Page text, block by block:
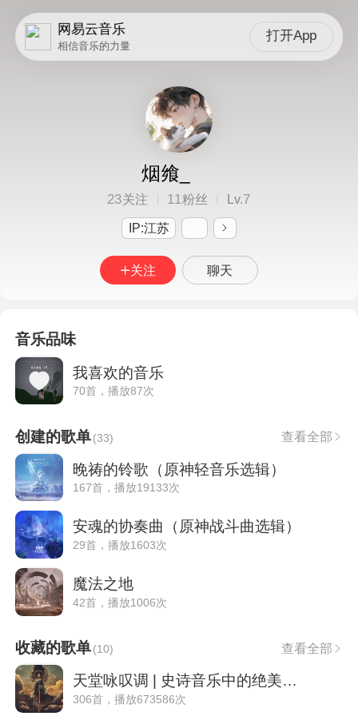
网易云音乐
相信音乐的力量
打开App
烟飨_
23关注 11粉丝 Lv.7
IP:江苏
关注 聊天
音乐品味
我喜欢的音乐
70首，播放87次
创建的歌单(33) 查看全部
晚祷的铃歌（原神轻音乐选辑）
167首，播放19133次
安魂的协奏曲（原神战斗曲选辑）
29首，播放1603次
魔法之地
42首，播放1006次
收藏的歌单(10) 查看全部
天堂咏叹调 | 史诗音乐中的绝美女声 No.6
306首，播放673586次